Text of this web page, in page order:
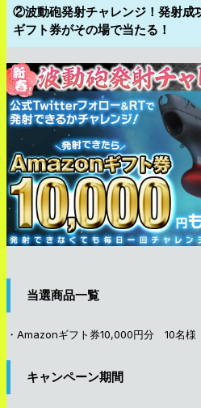
②波動砲発射チャレンジ！発射
ギフト券がその場で当たる！
当選商品一覧
・Amazonギフト券10,000円分 10名様
キャンペーン期間